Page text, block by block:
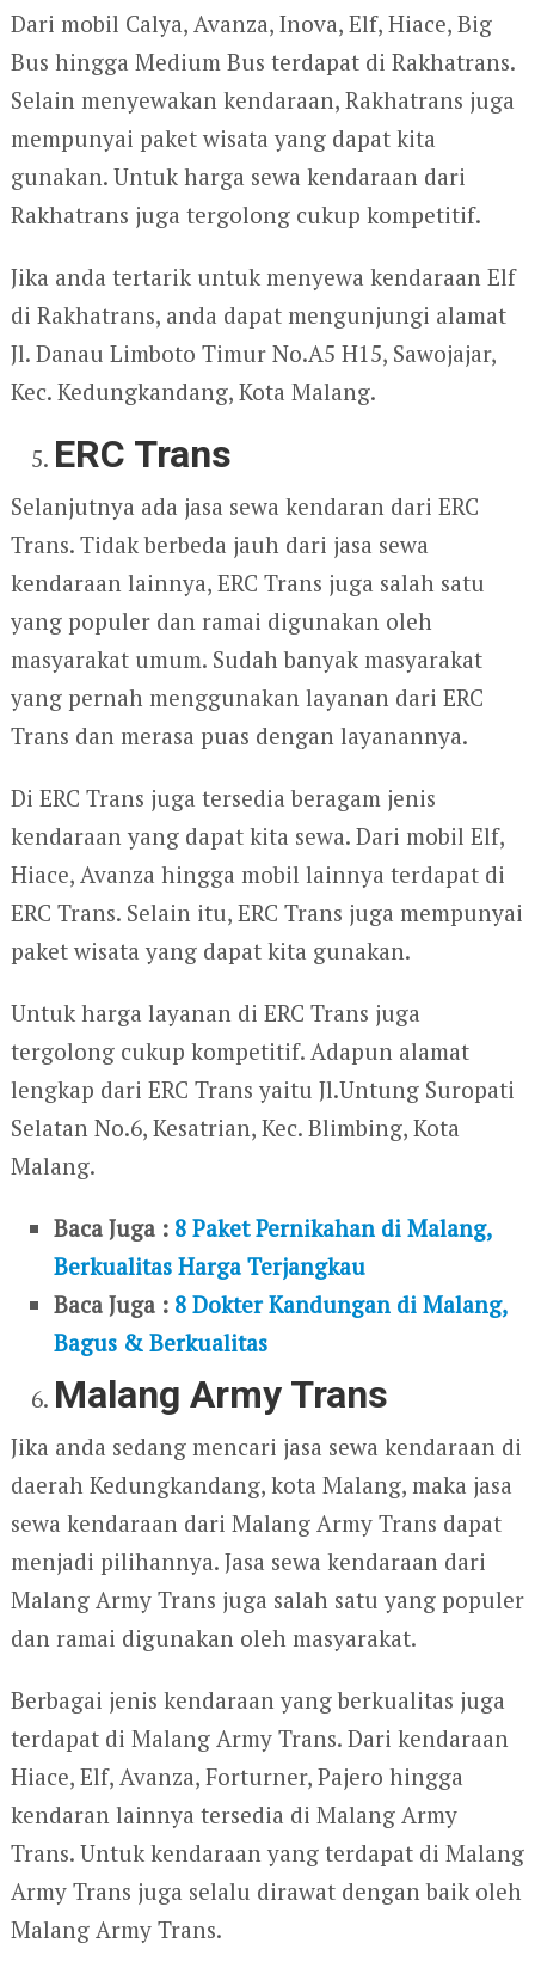
Dari mobil Calya, Avanza, Inova, Elf, Hiace, Big
Bus hingga Medium Bus terdapat di Rakhatrans.
Selain menyewakan kendaraan, Rakhatrans juga
mempunyai paket wisata yang dapat kita
gunakan. Untuk harga sewa kendaraan dari
Rakhatrans juga tergolong cukup kompetitif.
Jika anda tertarik untuk menyewa kendaraan Elf
di Rakhatrans, anda dapat mengunjungi alamat
Jl. Danau Limboto Timur No.A5 H15, Sawojajar,
Kec. Kedungkandang, Kota Malang.
ERC Trans
Selanjutnya ada jasa sewa kendaran dari ERC
Trans. Tidak berbeda jauh dari jasa sewa
kendaraan lainnya, ERC Trans juga salah satu
yang populer dan ramai digunakan oleh
masyarakat umum. Sudah banyak masyarakat
yang pernah menggunakan layanan dari ERC
Trans dan merasa puas dengan layanannya.
Di ERC Trans juga tersedia beragam jenis
kendaraan yang dapat kita sewa. Dari mobil Elf,
Hiace, Avanza hingga mobil lainnya terdapat di
ERC Trans. Selain itu, ERC Trans juga mempunyai
paket wisata yang dapat kita gunakan.
Untuk harga layanan di ERC Trans juga
tergolong cukup kompetitif. Adapun alamat
lengkap dari ERC Trans yaitu Jl.Untung Suropati
Selatan No.6, Kesatrian, Kec. Blimbing, Kota
Malang.
Baca Juga : 8 Paket Pernikahan di Malang,
Berkualitas Harga Terjangkau
Baca Juga : 8 Dokter Kandungan di Malang,
Bagus & Berkualitas
Malang Army Trans
Jika anda sedang mencari jasa sewa kendaraan di
daerah Kedungkandang, kota Malang, maka jasa
sewa kendaraan dari Malang Army Trans dapat
menjadi pilihannya. Jasa sewa kendaraan dari
Malang Army Trans juga salah satu yang populer
dan ramai digunakan oleh masyarakat.
Berbagai jenis kendaraan yang berkualitas juga
terdapat di Malang Army Trans. Dari kendaraan
Hiace, Elf, Avanza, Forturner, Pajero hingga
kendaran lainnya tersedia di Malang Army
Trans. Untuk kendaraan yang terdapat di Malang
Army Trans juga selalu dirawat dengan baik oleh
Malang Army Trans.